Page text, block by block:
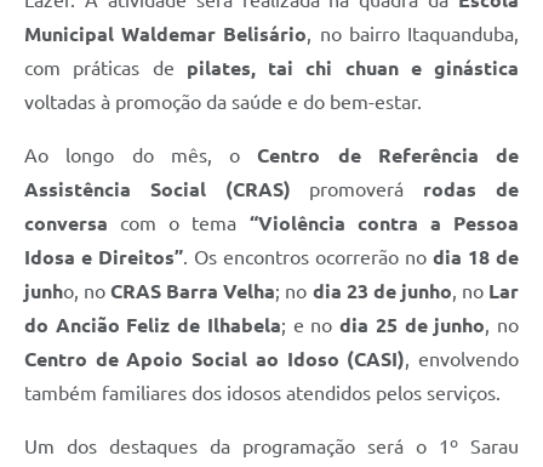
Municipal Waldemar Belisário , no bairro Itaquanduba,
com práticas de pilates, tai chi chuan e ginástica
voltadas à promoção da saúde e do bem-estar.
Ao longo do mês, oCentro de Referência de
Assistência Social (CRAS) promoverá rodas de
conversa com o tema “Violência contra a Pessoa
Idosa e Direitos” . Os encontros ocorrerão no dia 18 de
junho, noCRAS Barra Velha; no dia 23 de junho , no Lar
do Ancião Feliz de Ilhabela; e nodia 25 de junho , no
Centro de Apoio Social ao Idoso (CASI) , envolvendo
também familiares dos idosos atendidos pelos serviços.
Um dos destaques da programação será o 1º Sarau